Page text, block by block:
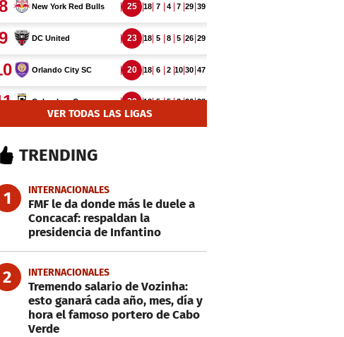
VER TODAS LAS LIGAS
TRENDING
1 INTERNACIONALES
FMF le da donde más le duele a
Concacaf: respaldan la
presidencia de Infantino
2 INTERNACIONALES
Tremendo salario de Vozinha:
esto ganará cada año, mes, día y
hora el famoso portero de Cabo
Verde